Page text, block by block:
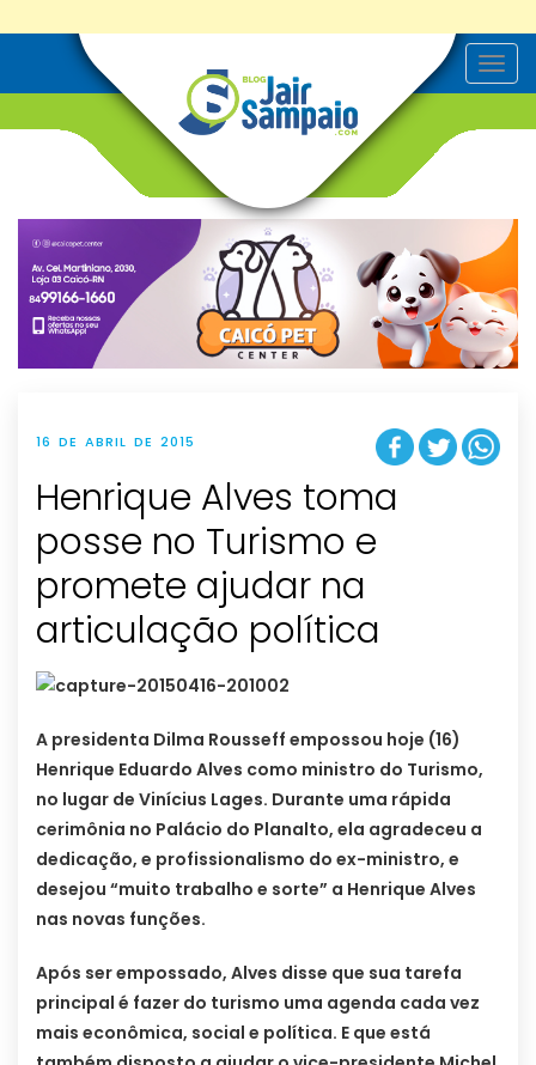
T
o
v
g
t
i
o
n
16 DE ABRIL DE 2015
Henrique Alves toma
posse no Turismo e
promete ajudar na
articulação política
A presidenta Dilma Rousseff empossou hoje (16)
Henrique Eduardo Alves como ministro do Turismo,
no lugar de Vinícius Lages. Durante uma rápida
cerimônia no Palácio do Planalto, ela agradeceu a
dedicação, e profissionalismo do ex-ministro, e
desejou “muito trabalho e sorte” a Henrique Alves
nas novas funções.
Após ser empossado, Alves disse que sua tarefa
principal é fazer do turismo uma agenda cada vez
mais econômica, social e política. E que está